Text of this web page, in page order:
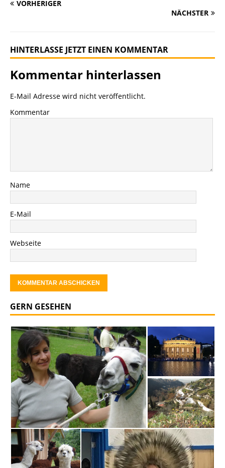
VORHERIGER
NÄCHSTER
HINTERLASSE JETZT EINEN KOMMENTAR
Kommentar hinterlassen
E-Mail Adresse wird nicht veröffentlicht.
Kommentar
Name
E-Mail
Webseite
GERN GESEHEN